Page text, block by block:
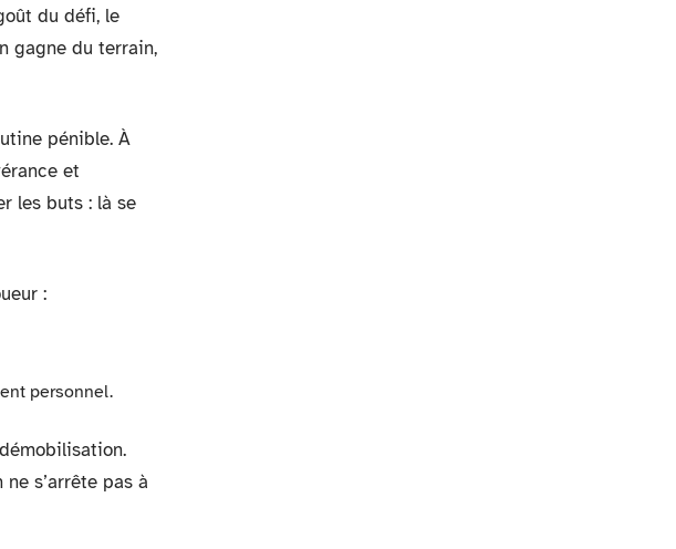
du défi, le
gagne du terrain,
pénible. À
et
les buts : là se
:
personnel.
s’arrête pas à